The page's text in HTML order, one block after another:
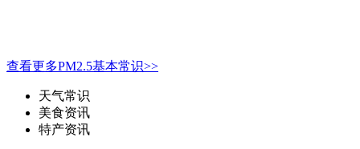
查看更多PM2.5基本常识>>
天气常识
美食资讯
特产资讯